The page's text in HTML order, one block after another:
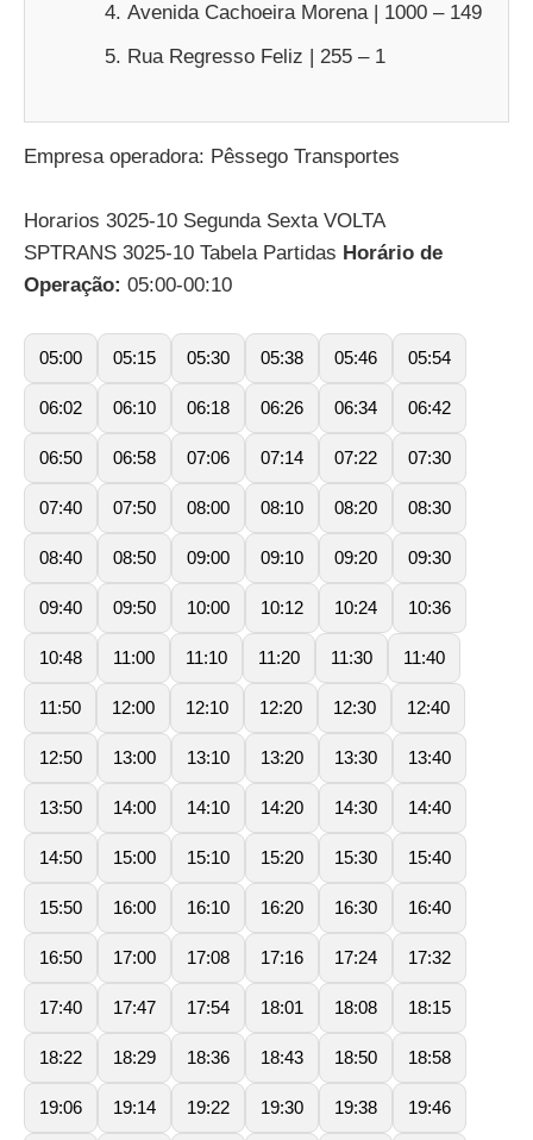
Avenida Cachoeira Morena | 1000 – 149
Rua Regresso Feliz | 255 – 1
Empresa operadora: Pêssego Transportes
Horarios 3025-10 Segunda Sexta VOLTA
SPTRANS 3025-10 Tabela Partidas Horário de
Operação: 05:00-00:10
05:00 05:15 05:30 05:38 05:46 05:54
06:02 06:10 06:18 06:26 06:34 06:42
06:50 06:58 07:06 07:14 07:22 07:30
07:40 07:50 08:00 08:10 08:20 08:30
08:40 08:50 09:00 09:10 09:20 09:30
09:40 09:50 10:00 10:12 10:24 10:36
10:48 11:00 11:10 11:20 11:30 11:40
11:50 12:00 12:10 12:20 12:30 12:40
12:50 13:00 13:10 13:20 13:30 13:40
13:50 14:00 14:10 14:20 14:30 14:40
14:50 15:00 15:10 15:20 15:30 15:40
15:50 16:00 16:10 16:20 16:30 16:40
16:50 17:00 17:08 17:16 17:24 17:32
17:40 17:47 17:54 18:01 18:08 18:15
18:22 18:29 18:36 18:43 18:50 18:58
19:06 19:14 19:22 19:30 19:38 19:46